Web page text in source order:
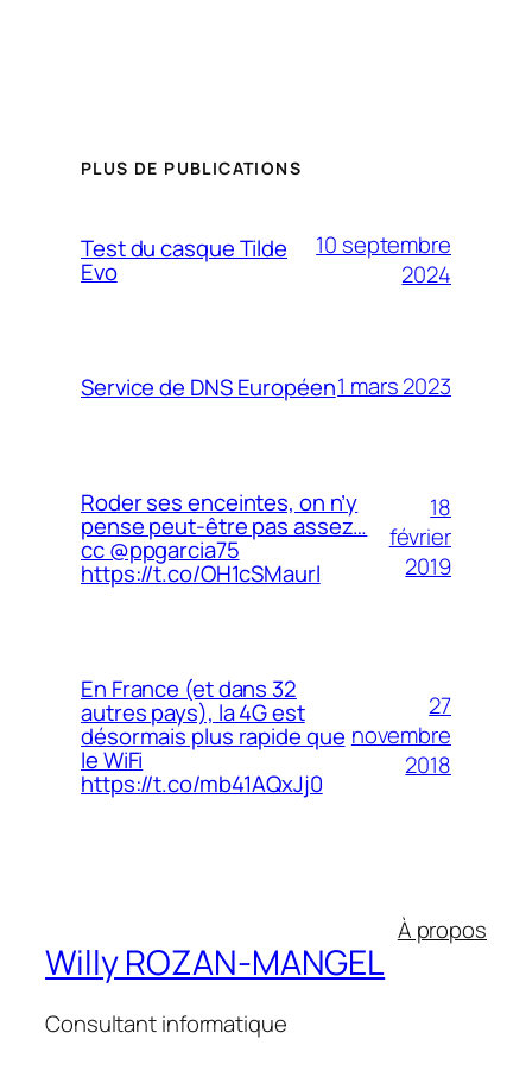
PLUS DE PUBLICATIONS
Test du casque Tilde
Evo
10 septembre
2024
Service de DNS Européen1 mars 2023
Roder ses enceintes, on n’y
pense peut-être pas assez…
cc @ppgarcia75
https://t.co/OH1cSMaurl
18
février
2019
En France (et dans 32
autres pays), la 4G est
désormais plus rapide que
le WiFi
https://t.co/mb41AQxJj0
27
novembre
2018
Willy ROZAN-MANGEL
Consultant informatique
À propos